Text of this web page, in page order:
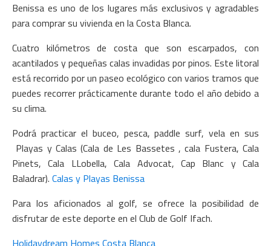
Benissa es uno de los lugares más exclusivos y agradables
para comprar su vivienda en la Costa Blanca.
Cuatro kilómetros de costa que son escarpados, con
acantilados y pequeñas calas invadidas por pinos. Este litoral
está recorrido por un paseo ecológico con varios tramos que
puedes recorrer prácticamente durante todo el año debido a
su clima.
Podrá practicar el buceo, pesca, paddle surf, vela en sus
Playas y Calas (Cala de Les Bassetes , cala Fustera, Cala
Pinets, Cala LLobella, Cala Advocat, Cap Blanc y Cala
Baladrar). Calas y Playas Benissa
Para los aficionados al golf, se ofrece la posibilidad de
disfrutar de este deporte en el Club de Golf Ifach.
Holidaydream Homes Costa Blanca